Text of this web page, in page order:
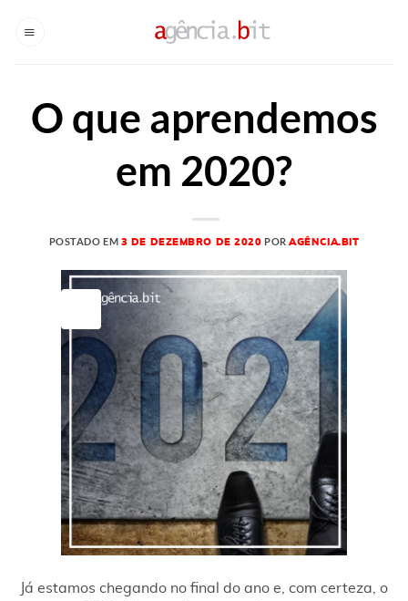
O que aprendemos
em 2020?
POSTADO EM 3 DE DEZEMBRO DE 2020 PORAGÊNCIA.BIT
Já estamos chegando no final do ano e, com certeza, o